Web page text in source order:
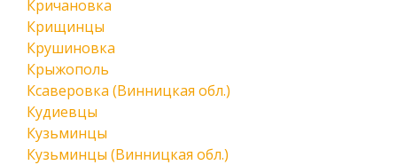
Кричановка
Крищинцы
Крушиновка
Крыжополь
Ксаверовка (Винницкая обл.)
Кудиевцы
Кузьминцы
Кузьминцы (Винницкая обл.)